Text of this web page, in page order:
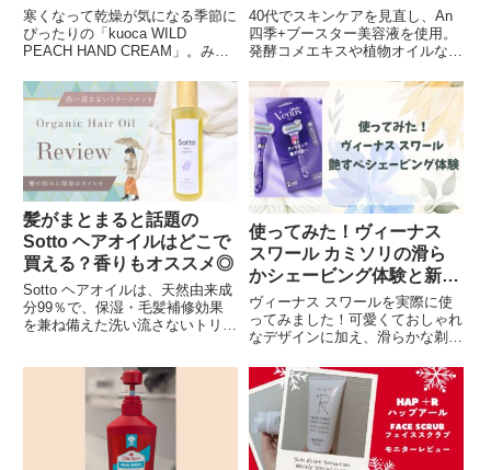
贅沢な手肌ケア
寒くなって乾燥が気になる季節に
ぴったりの「kuoca WILD
PEACH HAND CREAM」。みず
なロクシタン風デザインで、手肌
をケアしながらテンションもアッ
プ！プレゼントにも最適なこのハ
ンドクリームをぜひ試してみてく
ださい。公式サイトやオンライン
で購入可能です。
40代でスキンケアを見直し、An
四季+ブースター美容液を使用。
発酵コメエキスや植物オイルなど
本製ならではの品質まで具体的に
レビューしています。
髪がまとまると話題の
Sotto ヘアオイルはどこで
買える？香りもオススメ◎
Sotto ヘアオイルは、天然由来成
分99％で、保湿・毛髪補修効果
を兼ね備えた洗い流さないトリー
髪の悩みを解決しましょう！
使ってみた！ヴィーナス
スワール カミソリの滑ら
かシェービング体験と新ラ
インナップ
ヴィーナス スワールを実際に使
ってみました！可愛くておしゃれ
なデザインに加え、滑らかな剃り
ッションテクノロジーでひりつき
感が軽減され、敏感肌にも優しい
使い心地。旧製品との違いや特長
を詳しく紹介しています。ぜひ、
艶すべ肌を体験してみてくださ
い。